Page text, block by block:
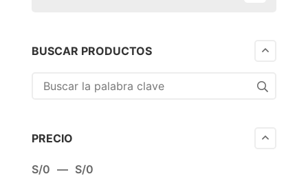
BUSCAR PRODUCTOS
PRECIO
S/0 — S/0